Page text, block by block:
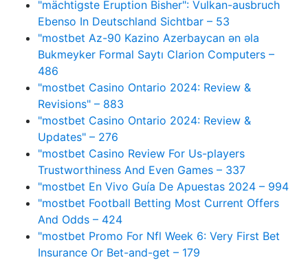
"mächtigste Eruption Bisher": Vulkan-ausbruch
Ebenso In Deutschland Sichtbar – 53
"mostbet Az-90 Kazino Azerbaycan ən əla
Bukmeyker Formal Saytı Clarion Computers –
486
"mostbet Casino Ontario 2024: Review &
Revisions" – 883
"mostbet Casino Ontario 2024: Review &
Updates" – 276
"mostbet Casino Review For Us-players
Trustworthiness And Even Games – 337
"mostbet En Vivo Guía De Apuestas 2024 – 994
"mostbet Football Betting Most Current Offers
And Odds – 424
"mostbet Promo For Nfl Week 6: Very First Bet
Insurance Or Bet-and-get – 179